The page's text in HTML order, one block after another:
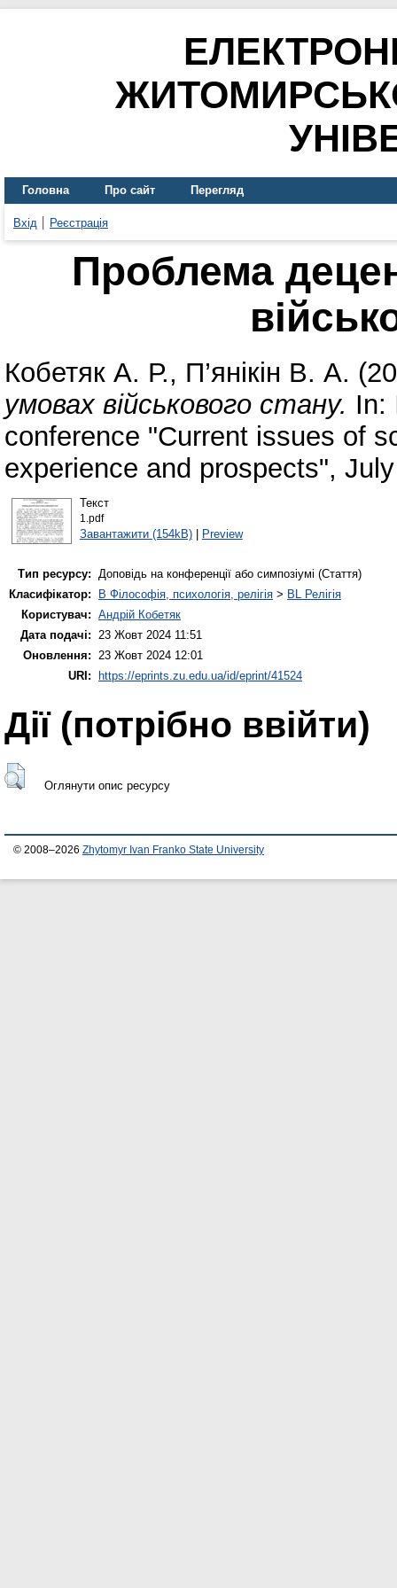
Головна Про сайт Перегляд
Вхід Реєстрація
Проблема
Кобетяк А. Р., П’янікін В. А.
умовах військового стану. In:
conference "Current issues of
experience and prospects",
Текст
1.pdf
Завантажити (154kB)| Preview
Тип ресурсу: Доповідь на конференції або симпозіумі (Стаття)
Класифікатор:
B Філософія, психологія, релігія > BL Релігія
Користувач: Андрій Кобетяк
Дата подачі: 23 Жовт 2024 11:51
Оновлення: 23 Жовт 2024 12:01
URI:
https://eprints.zu.edu.ua/id/eprint/41524
Дії ​​(потрібно ввійти)
Оглянути опис ресурсу
© 2008–2026 Zhytomyr Ivan Franko State University